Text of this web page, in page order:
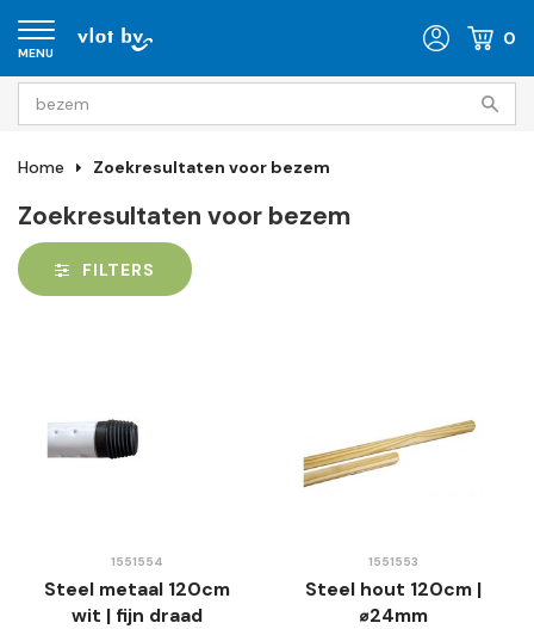
MENU
0
Home Zoekresultaten voor bezem
Zoekresultaten voor bezem
FILTERS
1551554
Steel metaal 120cm
wit | fijn draad
1551553
Steel hout 120cm |
⌀24mm